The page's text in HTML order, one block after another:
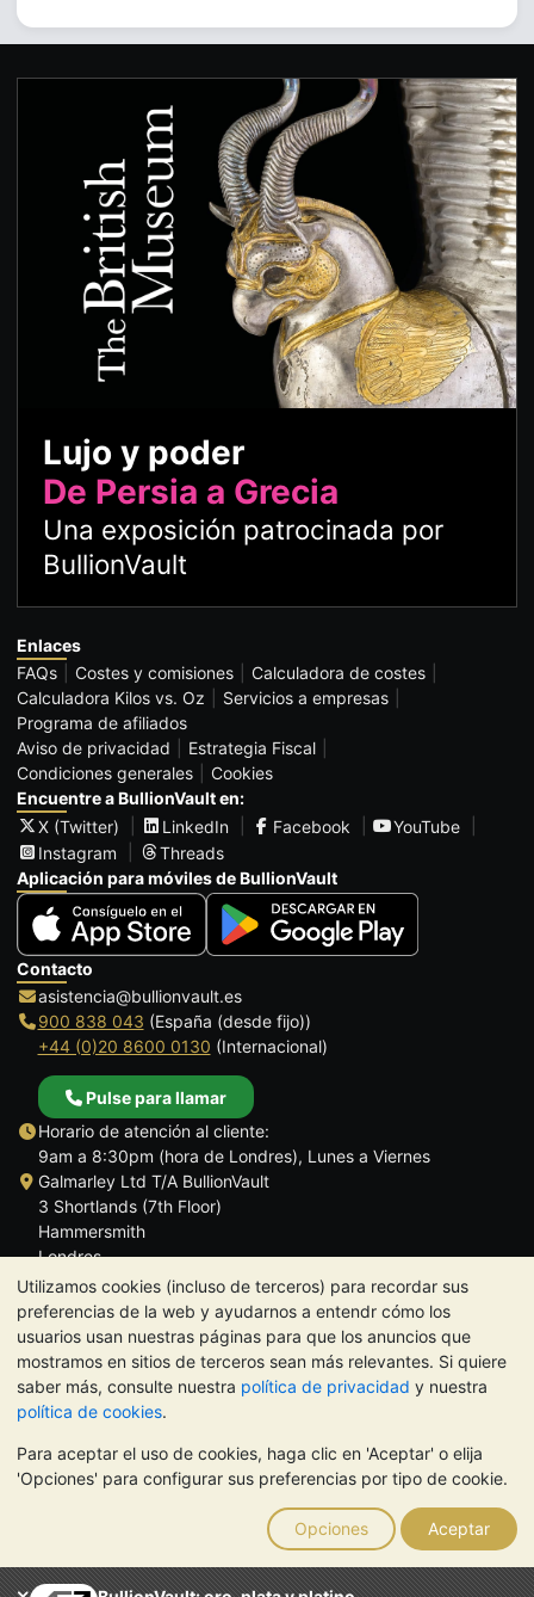
Utilizamos cookies (incluso de terceros) para recordar sus
preferencias de la web y ayudarnos a entendr cómo los
usuarios usan nuestras páginas para que los anuncios que
mostramos en sitios de terceros sean más relevantes. Si quiere
saber más, consulte nuestra política de privacidad y nuestra
política de cookies.
Para aceptar el uso de cookies, haga clic en 'Aceptar' o elija
'Opciones' para configurar sus preferencias por tipo de cookie.
Opciones Aceptar
Lujo y poder
De Persia a Grecia
Una exposición patrocinada por
BullionVault
Enlaces
FAQs
Costes y comisiones
Calculadora de costes
Calculadora Kilos vs. Oz
Servicios a empresas
Programa de afiliados
Aviso de privacidad
Estrategia Fiscal
Condiciones generales
Cookies
Encuentre a BullionVault en:
X (Twitter)
LinkedIn Facebook
YouTube
Instagram
Threads
Aplicación para móviles de BullionVault
Contacto
asistencia@bullionvault.es
900 838 043 (España (desde fijo))
+44 (0)20 8600 0130 (Internacional)
Pulse para llamar
Horario de atención al cliente:
9am a 8:30pm (hora de Londres), Lunes a Viernes
Galmarley Ltd T/A BullionVault
3 Shortlands (7th Floor)
Hammersmith
Londres
W6 8DA
Reino Unido
NOTA: El valor de los metales preciosos puede tanto bajar como
subir. Las tendencias históricas no garantizan la evolución
futura de los precios. Nada de lo contenido en los sitios web de
BullionVault ni en ninguna de sus comunicaciones constituye
asesoramiento en materia de inversión. Debería buscar
asesoramiento profesional para determinar si poseer metales